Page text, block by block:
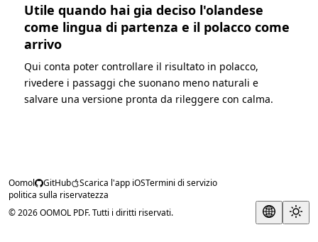
Utile quando hai gia deciso l'olandese
come lingua di partenza e il polacco come
arrivo
Qui conta poter controllare il risultato in polacco,
rivedere i passaggi che suonano meno naturali e
salvare una versione pronta da rileggere con calma.
Oomol GitHub Scarica l'app iOSTermini di servizio
politica sulla riservatezza
© 2026 OOMOL PDF. Tutti i diritti riservati.